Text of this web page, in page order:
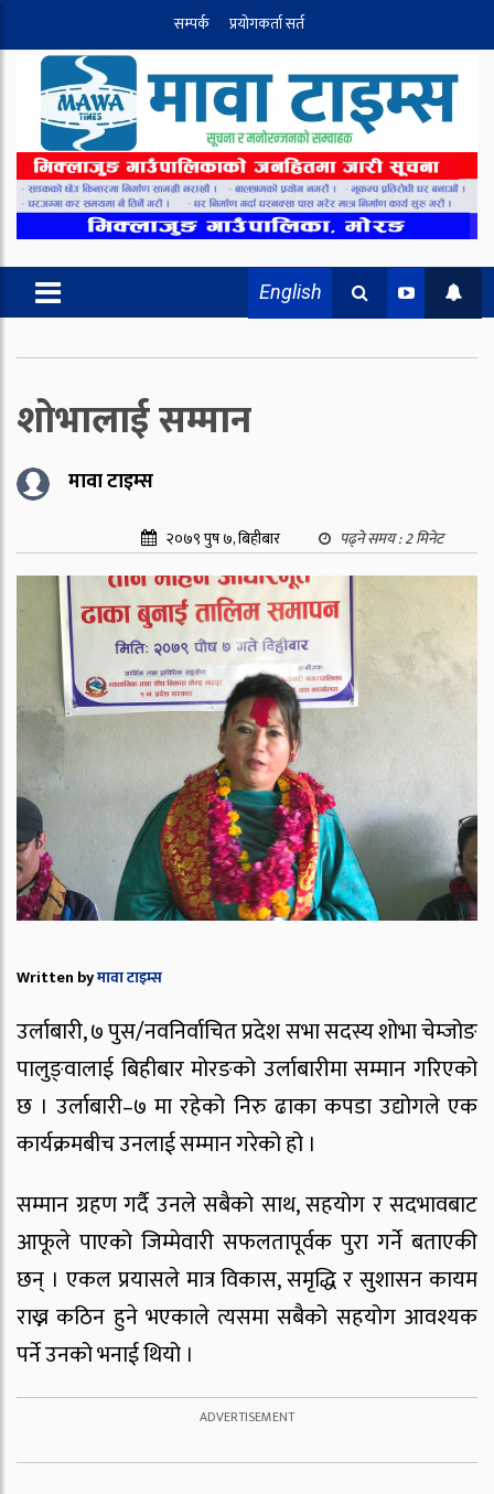
सम्पर्क प्रयोगकर्ता सर्त
English
शोभालाई सम्मान
मावा टाइम्स
२०७९ पुष ७, बिहीबार पढ्ने समय :2मिनेट
Written byमावा टाइम्स
उर्लाबारी, ७ पुस/नवनिर्वाचित प्रदेश सभा सदस्य शोभा चेम्जोङ
पालुङ्वालाई बिहीबार मोरङको उर्लाबारीमा सम्मान गरिएको
छ । उर्लाबारी–७ मा रहेको निरु ढाका कपडा उद्योगले एक
कार्यक्रमबीच उनलाई सम्मान गरेको हो ।
सम्मान ग्रहण गर्दै उनले सबैको साथ, सहयोग र सदभावबाट
आफूले पाएको जिम्मेवारी सफलतापूर्वक पुरा गर्ने बताएकी
छन् । एकल प्रयासले मात्र विकास, समृद्धि र सुशासन कायम
राख्न कठिन हुने भएकाले त्यसमा सबैको सहयोग आवश्यक
पर्ने उनको भनाई थियो ।